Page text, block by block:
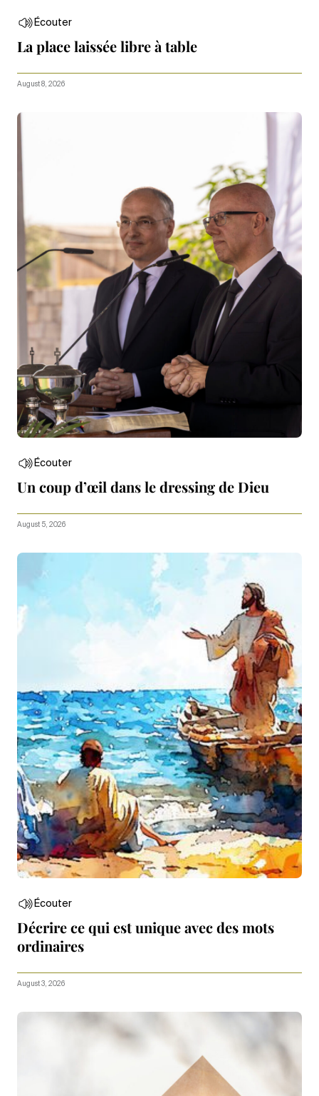
Écouter
La place laissée libre à table
August 8, 2026
Écouter
Un coup d’œil dans le dressing de Dieu
August 5, 2026
Écouter
Décrire ce qui est unique avec des mots
ordinaires
August 3, 2026